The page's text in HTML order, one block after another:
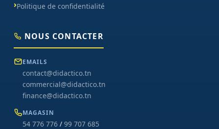
Politique de confidentialité
NOUS CONTACTER
EMAILS
contact@didactico.tn
commercial@didactico.tn
finance@didactico.tn
MAGASIN
54 776 776 / 99 707 685